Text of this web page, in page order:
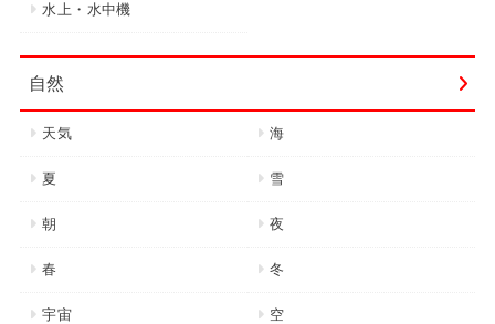
水上・水中機
自然
天気 海
夏 雪
朝 夜
春 冬
宇宙 空